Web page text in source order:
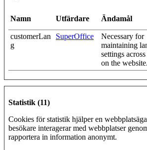
Namn Utfärdare Ändamål
customerLan
g
SuperOffice
Necessary for
maintaining
settings
on the website.
Statistik (11)
Cookies för statistik hjälper en
besökare interagerar med webbplatser
rapportera in information anonymt.